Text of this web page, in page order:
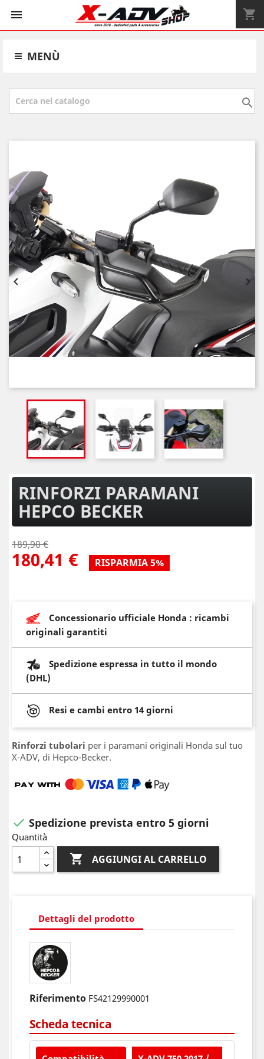
 shopping_cart
MENÙ

 
RINFORZI PARAMANI
HEPCO BECKER
189,90 €
180,41 € RISPARMIA 5%
Concessionario ufficiale Honda : ricambi
originali garantiti
Spedizione espressa in tutto il mondo
(DHL)
Resi e cambi entro 14 giorni
Rinforzi tubolari per i paramani originali Honda sul tuo
X-ADV, di Hepco-Becker.
 Spedizione prevista entro 5 giorni
Quantità
 AGGIUNGI AL CARRELLO
Dettagli del prodotto
Riferimento FS42129990001
Scheda tecnica